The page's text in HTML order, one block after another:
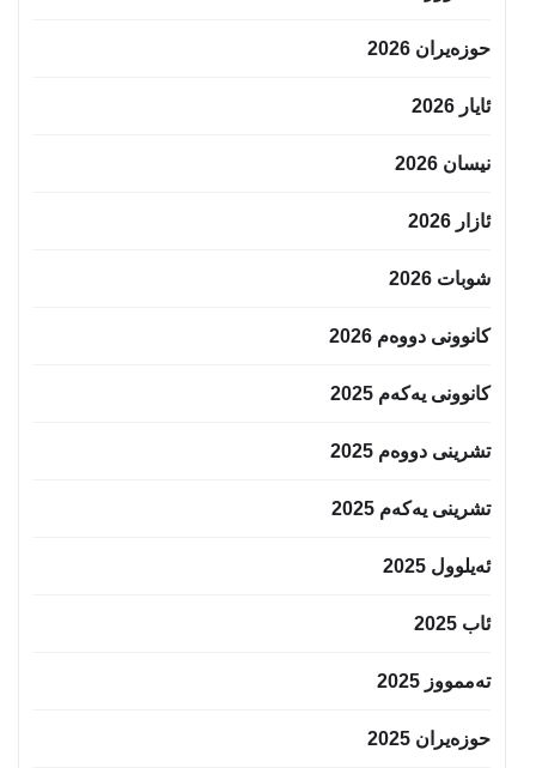
حوزه‌یران 2026
ئایار 2026
نیسان 2026
ئازار 2026
شوبات 2026
کانوونی دووەم 2026
کانوونی یەکەم 2025
تشرینی دووەم 2025
تشرینی یەکەم 2025
ئەیلوول 2025
ئاب 2025
تەممووز 2025
حوزه‌یران 2025